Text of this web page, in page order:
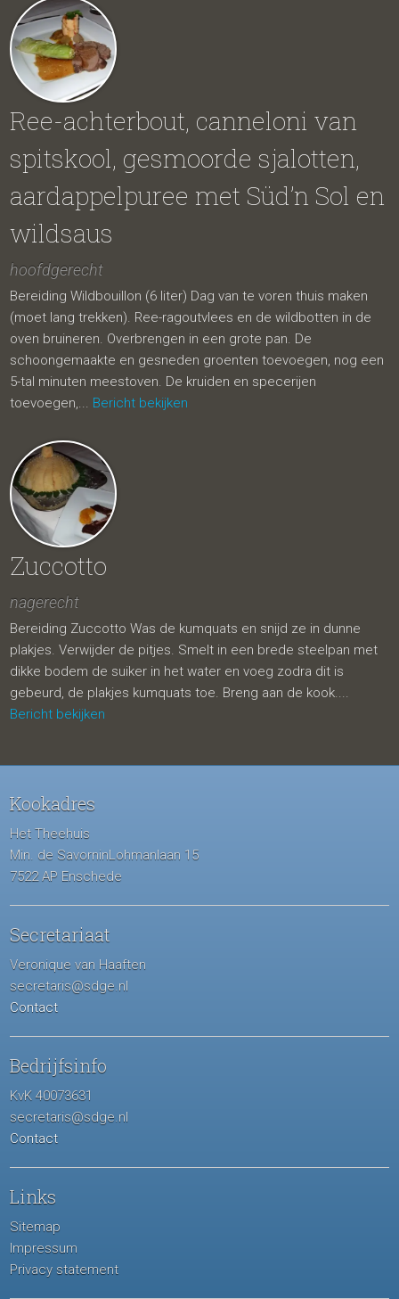
Ree-achterbout, canneloni van
spitskool, gesmoorde sjalotten,
aardappelpuree met Süd’n Sol en
wildsaus
hoofdgerecht
Bereiding Wildbouillon (6 liter) Dag van te voren thuis maken
(moet lang trekken). Ree-ragoutvlees en de wildbotten in de
oven bruineren. Overbrengen in een grote pan. De
schoongemaakte en gesneden groenten toevoegen, nog een
5-tal minuten meestoven. De kruiden en specerijen
toevoegen,... Bericht bekijken
Zuccotto
nagerecht
Bereiding Zuccotto Was de kumquats en snijd ze in dunne
plakjes. Verwijder de pitjes. Smelt in een brede steelpan met
dikke bodem de suiker in het water en voeg zodra dit is
gebeurd, de plakjes kumquats toe. Breng aan de kook....
Bericht bekijken
Kookadres
Het Theehuis
Min. de SavorninLohmanlaan 15
7522 AP Enschede
Secretariaat
Veronique van Haaften
secretaris@sdge.nl
Contact
Bedrijfsinfo
KvK 40073631
secretaris@sdge.nl
Contact
Links
Sitemap
Impressum
Privacy statement